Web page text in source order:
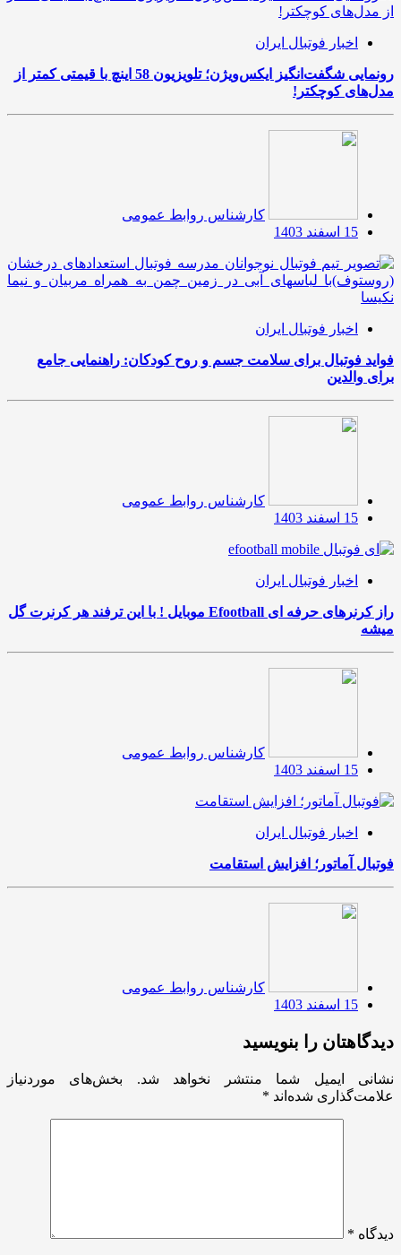
اخبار فوتبال ایران
رونمایی شگفت‌انگیز ایکس‌ویژن؛ تلویزیون 58 اینچ با قیمتی کمتر از
مدل‌های کوچکتر!
کارشناس روابط عمومی
15 اسفند 1403
اخبار فوتبال ایران
فواید فوتبال برای سلامت جسم و روح کودکان: راهنمایی جامع
برای والدین
کارشناس روابط عمومی
15 اسفند 1403
اخبار فوتبال ایران
راز کرنرهای حرفه ای Efootball موبایل ! با این ترفند هر کرنرت گل
میشه
کارشناس روابط عمومی
15 اسفند 1403
اخبار فوتبال ایران
فوتبال آماتور؛ افزایش استقامت
کارشناس روابط عمومی
15 اسفند 1403
دیدگاهتان را بنویسید
نشانی ایمیل شما منتشر نخواهد شد.
بخش‌های موردنیاز
علامت‌گذاری شده‌اند *
دیدگاه *